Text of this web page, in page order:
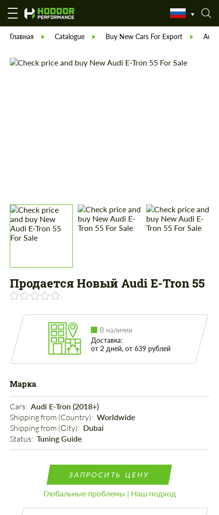
Главная Catalogue Buy New Cars For Export Audi
Продается Новый Audi E-Tron 55
В наличии
Доставка:
от 2 дней, от 639 рублей
Марка
Cars: Audi E-Tron (2018+)
Shipping from (Country): Worldwide
Shipping from (Сity): Dubai
Status: Tuning Guide
ЗАПРОСИТЬ ЦЕНУ
Глобальные проблемы | Наш подход